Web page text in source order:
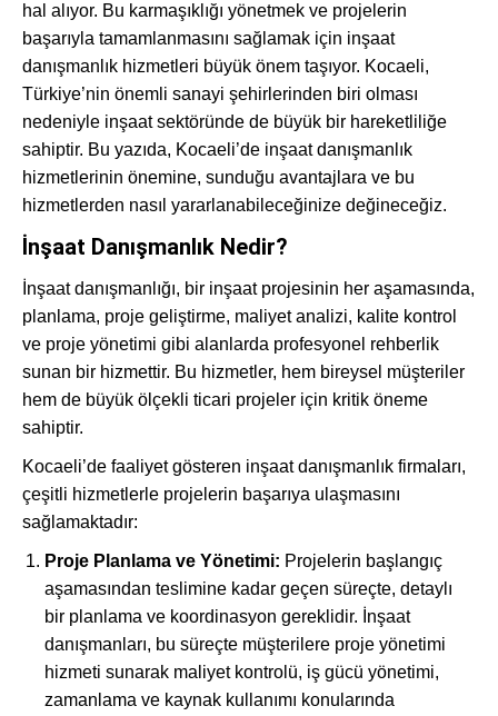
hal alıyor. Bu karmaşıklığı yönetmek ve projelerin
başarıyla tamamlanmasını sağlamak için inşaat
danışmanlık hizmetleri büyük önem taşıyor. Kocaeli,
Türkiye’nin önemli sanayi şehirlerinden biri olması
nedeniyle inşaat sektöründe de büyük bir hareketliliğe
sahiptir. Bu yazıda, Kocaeli’de inşaat danışmanlık
hizmetlerinin önemine, sunduğu avantajlara ve bu
hizmetlerden nasıl yararlanabileceğinize değineceğiz.
İnşaat Danışmanlık Nedir?
İnşaat danışmanlığı, bir inşaat projesinin her aşamasında,
planlama, proje geliştirme, maliyet analizi, kalite kontrol
ve proje yönetimi gibi alanlarda profesyonel rehberlik
sunan bir hizmettir. Bu hizmetler, hem bireysel müşteriler
hem de büyük ölçekli ticari projeler için kritik öneme
sahiptir.
Kocaeli’de faaliyet gösteren inşaat danışmanlık firmaları,
çeşitli hizmetlerle projelerin başarıya ulaşmasını
sağlamaktadır:
Proje Planlama ve Yönetimi: Projelerin başlangıç
aşamasından teslimine kadar geçen süreçte, detaylı
bir planlama ve koordinasyon gereklidir. İnşaat
danışmanları, bu süreçte müşterilere proje yönetimi
hizmeti sunarak maliyet kontrolü, iş gücü yönetimi,
zamanlama ve kaynak kullanımı konularında